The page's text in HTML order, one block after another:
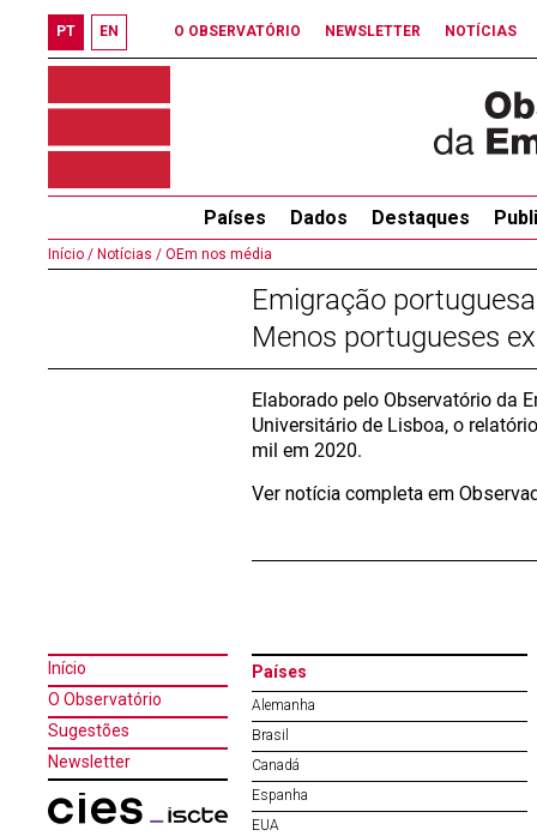
PT EN O OBSERVATÓRIO NEWSLETTER NOTÍCIAS
Países Dados Destaques
Início / Notícias / OEm nos média
Emigração
Menos portugueses
Elaborado pelo Observatório da
Universitário de Lisboa, o
mil em 2020.
Ver notícia completa em
Início
O Observatório
Sugestões
Newsletter
Países
Alemanha
Brasil
Canadá
Espanha
EUA